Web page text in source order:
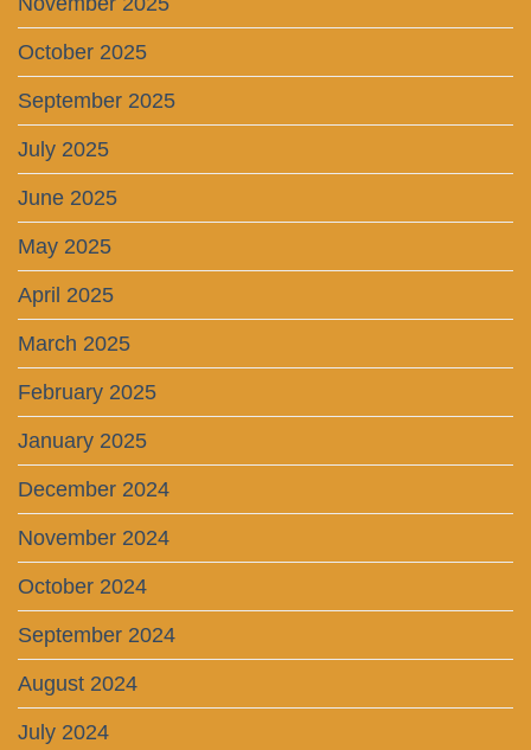
October 2025
September 2025
July 2025
June 2025
May 2025
April 2025
March 2025
February 2025
January 2025
December 2024
November 2024
October 2024
September 2024
August 2024
July 2024